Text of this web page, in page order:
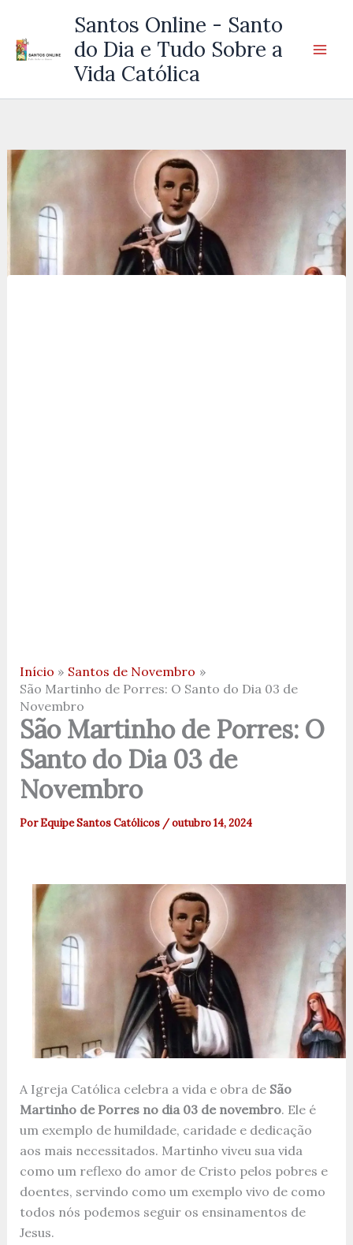
Santos Online - Santo
do Dia e Tudo Sobre a
Vida Católica
Início
Santos de Novembro
São Martinho de Porres: O Santo do Dia 03 de
Novembro
São Martinho de Porres: O
Santo do Dia 03 de
Novembro
PorEquipe Santos Católicos /outubro 14, 2024
A Igreja Católica celebra a vida e obra de São
Martinho de Porres no dia 03 de novembro. Ele é
um exemplo de humildade, caridade e dedicação
aos mais necessitados. Martinho viveu sua vida
como um reflexo do amor de Cristo pelos pobres e
doentes, servindo como um exemplo vivo de como
todos nós podemos seguir os ensinamentos de
Jesus.